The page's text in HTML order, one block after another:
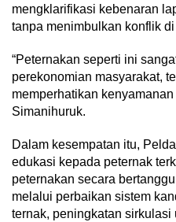
mengklarifikasi kebenaran
tanpa menimbulkan konflik
“Peternakan seperti ini
perekonomian masyarakat,
memperhatikan
Simanihuruk.
Dalam kesempatan itu,
edukasi kepada peternak
peternakan secara
melalui perbaikan sistem
ternak, peningkatan sirkulasi